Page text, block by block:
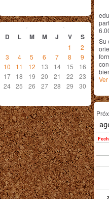
junio 2018
D L M M J V S
1
2
3
4 5 6 7 8
9
10
11 12 13 14 15
16
17
18 19 20 21 22
23
24 25 26 27 28 29 30
Su